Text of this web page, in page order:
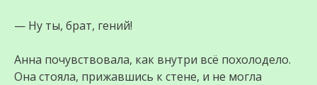
— Ну ты, брат, гений!
Анна почувствовала, как внутри всё похолодело.
Она стояла, прижавшись к стене, и не могла